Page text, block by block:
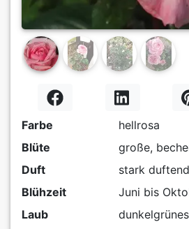
Farbe
hellrosa
Blüte
große,
Duft
stark duftend
Blühzeit
Juni bis
Laub